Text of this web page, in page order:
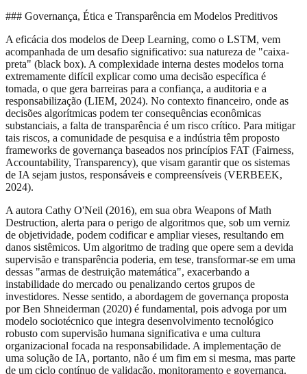
### Governança, Ética e Transparência em Modelos Preditivos
A eficácia dos modelos de Deep Learning, como o LSTM, vem
acompanhada de um desafio significativo: sua natureza de "caixa-
preta" (black box). A complexidade interna destes modelos torna
extremamente difícil explicar como uma decisão específica é
tomada, o que gera barreiras para a confiança, a auditoria e a
responsabilização (LIEM, 2024). No contexto financeiro, onde as
decisões algorítmicas podem ter consequências econômicas
substanciais, a falta de transparência é um risco crítico. Para mitigar
tais riscos, a comunidade de pesquisa e a indústria têm proposto
frameworks de governança baseados nos princípios FAT (Fairness,
Accountability, Transparency), que visam garantir que os sistemas
de IA sejam justos, responsáveis e compreensíveis (VERBEEK,
2024).
A autora Cathy O'Neil (2016), em sua obra Weapons of Math
Destruction, alerta para o perigo de algoritmos que, sob um verniz
de objetividade, podem codificar e ampliar vieses, resultando em
danos sistêmicos. Um algoritmo de trading que opere sem a devida
supervisão e transparência poderia, em tese, transformar-se em uma
dessas "armas de destruição matemática", exacerbando a
instabilidade do mercado ou penalizando certos grupos de
investidores. Nesse sentido, a abordagem de governança proposta
por Ben Shneiderman (2020) é fundamental, pois advoga por um
modelo sociotécnico que integra desenvolvimento tecnológico
robusto com supervisão humana significativa e uma cultura
organizacional focada na responsabilidade. A implementação de
uma solução de IA, portanto, não é um fim em si mesma, mas parte
de um ciclo contínuo de validação, monitoramento e governança.